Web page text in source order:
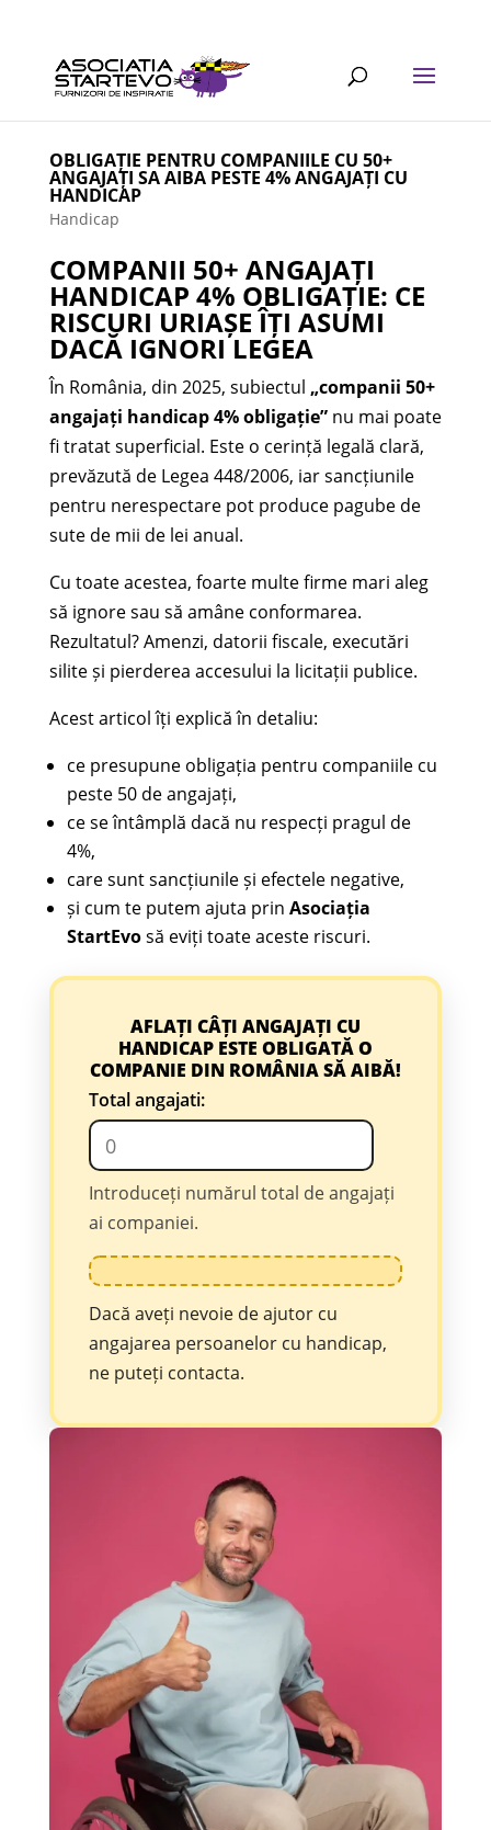
OBLIGAȚIE PENTRU COMPANIILE CU 50+
ANGAJAȚI SA AIBA PESTE 4% ANGAJAȚI CU
HANDICAP
Handicap
COMPANII 50+ ANGAJAȚI
HANDICAP 4% OBLIGAȚIE: CE
RISCURI URIAȘE ÎȚI ASUMI
DACĂ IGNORI LEGEA
În România, din 2025, subiectul „companii 50+
angajați handicap 4% obligație”nu mai poate
fi tratat superficial. Este o cerință legală clară,
prevăzută de Legea 448/2006, iar sancțiunile
pentru nerespectare pot produce pagube de
sute de mii de lei anual.
Cu toate acestea, foarte multe firme mari aleg
să ignore sau să amâne conformarea.
Rezultatul? Amenzi, datorii fiscale, executări
silite și pierderea accesului la licitații publice.
Acest articol îți explică în detaliu:
ce presupune obligația pentru companiile cu
peste 50 de angajați,
ce se întâmplă dacă nu respecți pragul de
4%,
care sunt sancțiunile și efectele negative,
și cum te putem ajuta prin Asociația
StartEvosă eviți toate aceste riscuri.
AFLAȚI CÂȚI ANGAJAȚI CU
HANDICAP ESTE OBLIGATĂ O
COMPANIE DIN ROMÂNIA SĂ AIBĂ!
Total angajati:
Introduceți numărul total de angajați
ai companiei.
Dacă aveți nevoie de ajutor cu
angajarea persoanelor cu handicap,
ne puteți contacta.